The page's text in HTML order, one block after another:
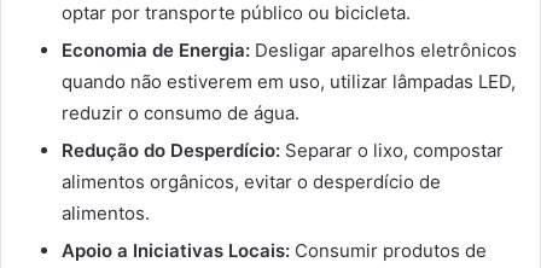
optar por transporte público ou bicicleta.
Economia de Energia: Desligar aparelhos eletrônicos
quando não estiverem em uso, utilizar lâmpadas LED,
reduzir o consumo de água.
Redução do Desperdício: Separar o lixo, compostar
alimentos orgânicos, evitar o desperdício de
alimentos.
Apoio a Iniciativas Locais: Consumir produtos de